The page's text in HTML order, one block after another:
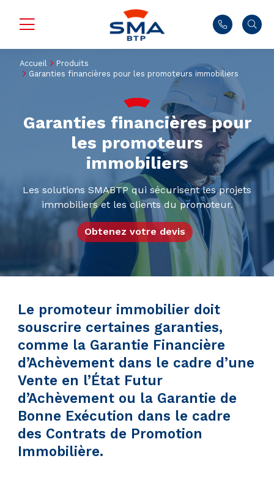
Accueil
Produits
Garanties financières pour les promoteurs immobiliers
Garanties financières pour
les promoteurs
immobiliers
Les solutions SMABTP qui sécurisent les projets
immobiliers et les clients du promoteur.
Obtenez votre devis
Le promoteur immobilier doit
souscrire certaines garanties,
comme la Garantie Financière
d’Achèvement dans le cadre d’une
Vente en l’État Futur
d’Achèvement ou la Garantie de
Bonne Exécution dans le cadre
des Contrats de Promotion
Immobilière.